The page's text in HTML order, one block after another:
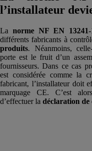
l’installateur
Lanorme NF EN 13241-
différents fabricants à
produits. Néanmoins,
porte est le fruit d’un
fournisseurs. Dans ce cas
est considérée comme la
fabricant, l’installateur doit
marquage CE. C’est
d’effectuer la déclaration de